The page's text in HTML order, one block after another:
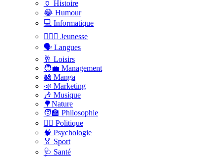
🏺 Histoire
😂 Humour
💻 Informatique
🤸🏽‍♀️ Jeunesse
🗣 Langues
🥂 Loisirs
🧑‍💼 Management
🎎 Manga
📣 Marketing
🎶 Musique
🌳Nature
🧑‍🏫 Philosophie
👨‍⚖️ Politique
🧠 Psychologie
🏅 Sport
🩺 Santé